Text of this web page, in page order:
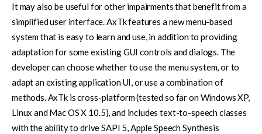
It may also be useful for other impairments that benefit from a
simplified user interface. AxTk features a new menu-based
system that is easy to learn and use, in addition to providing
adaptation for some existing GUI controls and dialogs. The
developer can choose whether to use the menu system, or to
adapt an existing application UI, or use a combination of
methods. AxTk is cross-platform (tested so far on Windows XP,
Linux and Mac OS X 10.5), and includes text-to-speech classes
with the ability to drive SAPI 5, Apple Speech Synthesis